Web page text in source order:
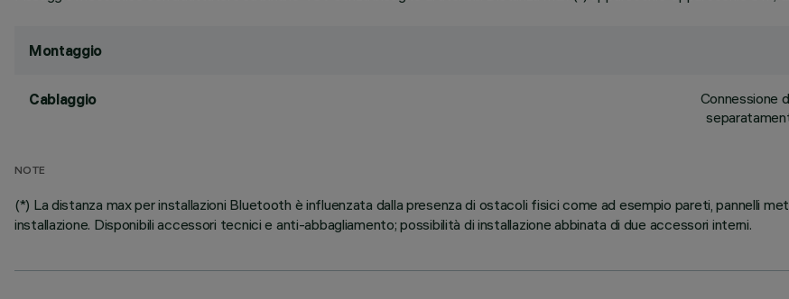
Montaggio
Cablaggio
Connessione
NOTE
(*) La distanza max per installazioni Bluetooth è influenzata dalla presenza di ostacoli fisici come ad esempio pareti, pannelli
installazione. Disponibili accessori tecnici e anti-abbagliamento; possibilità di installazione abbinata di due accessori interni.